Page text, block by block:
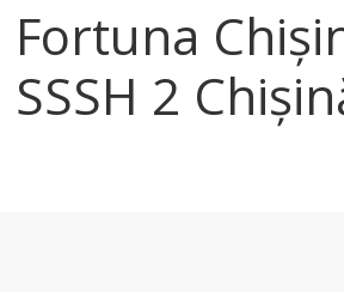
Fortuna
SSSH 2